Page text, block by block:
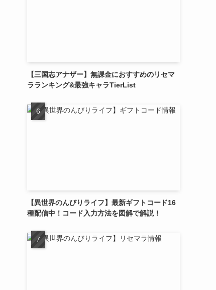
【三国志アナザー】無課金におすすめのリセマ
ラランキング&最強キャラTierList
【異世界のんびりライフ】最新ギフトコード16
種配信中！コード入力方法を図解で解説！